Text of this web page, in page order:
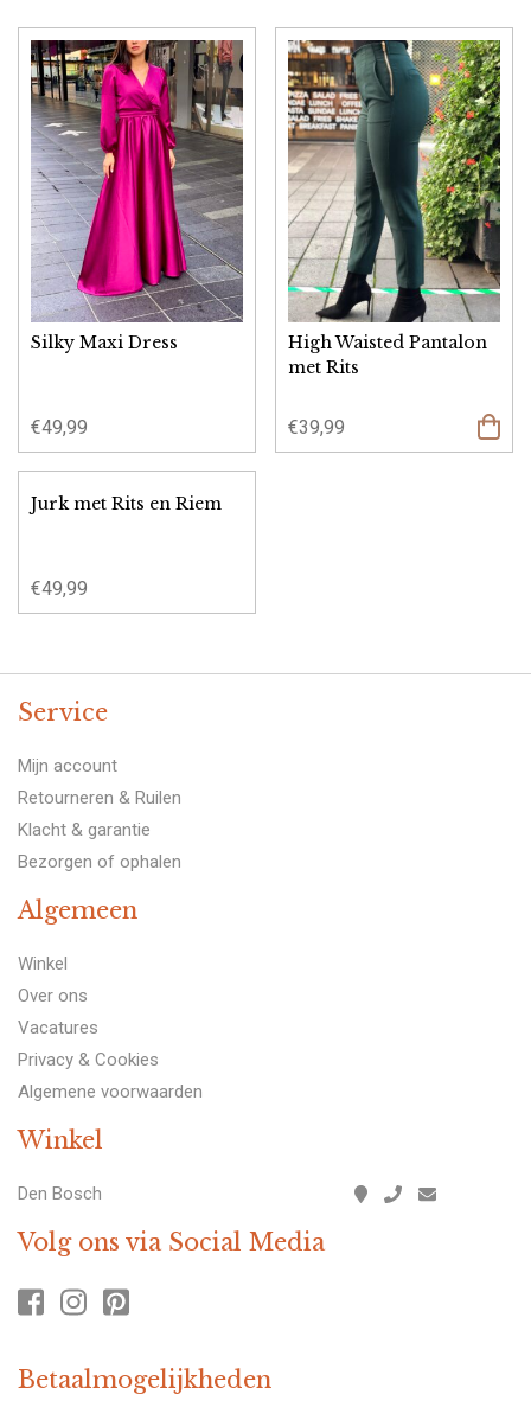
Silky Maxi Dress
€49,99
High Waisted Pantalon
met Rits
€39,99
Jurk met Rits en Riem
€49,99
Service
Mijn account
Retourneren & Ruilen
Klacht & garantie
Bezorgen of ophalen
Algemeen
Winkel
Over ons
Vacatures
Privacy & Cookies
Algemene voorwaarden
Winkel
Den Bosch
Volg ons via Social Media
Betaalmogelijkheden